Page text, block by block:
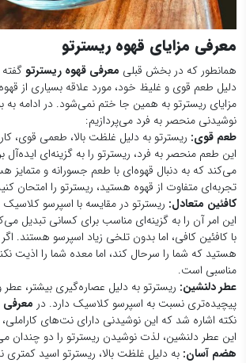
معرفی مزایای قهوه ریسترتو
همانطور که در بخش قبلی معرفی قهوه ریسترتو
دلیل طعم قوی و غلیظ خود، مورد علاقه بسیاری از
مزایای ریسترتو به همین جا ختم نمی‌شود. در ادامه به
نوشیدنی منحصر به فرد می‌پردازیم:
طعم قوی: ریسترتو به دلیل غلظت بالا، طعمی قوی،
این طعم منحصر به فرد، ریسترتو را به گزینه‌ای ایده‌آل
می‌کند که به دنبال قهوه‌ای با طعم جسورانه و متمایز
تجربه‌ای متفاوت از قهوه هستید، ریسترتو را امتحان
کافئین متعادل: ریسترتو در مقایسه با اسپرسو
این امر آن را به گزینه‌ای مناسب برای کسانی تبدیل
با کافئین کافی، اما بدون تلخی زیاد اسپرسو هستند.
هستید که شما را سرحال کند، اما معده شما را اذیت
مناسبی است.
عطر دلنشین: ریسترتو به دلیل عصاره‌گیری بیشتر،
پیچیده‌تری نسبت به اسپرسو کلاسیک دارد. در معرفی
نکته اشاره شد که این نوشیدنی دارای نت‌های
این عطر دلنشین، لذت نوشیدن ریسترتو را دو چندان
هضم آسان: به دلیل غلظت بالا، ریسترتو اسید